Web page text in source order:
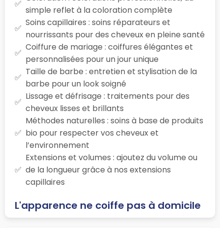
simple reflet à la coloration complète
Soins capillaires : soins réparateurs et
nourrissants pour des cheveux en pleine santé
Coiffure de mariage : coiffures élégantes et
personnalisées pour un jour unique
Taille de barbe : entretien et stylisation de la
barbe pour un look soigné
Lissage et défrisage : traitements pour des
cheveux lisses et brillants
Méthodes naturelles : soins à base de produits
bio pour respecter vos cheveux et
l’environnement
Extensions et volumes : ajoutez du volume ou
de la longueur grâce à nos extensions
capillaires
L'apparence ne coiffe pas à domicile